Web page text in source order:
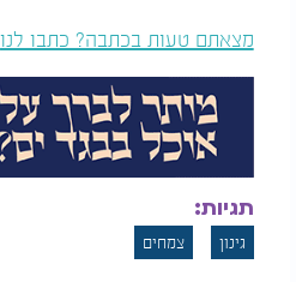
וקיבלתם מתלה לתלייה בגובה.
שקיות ניילון פשוטות יכסו את
לא תכתימו שבילים או רצפות
7. מתקן שטיפת ידיים לגינה
בקבוק פלסטיק רגיל, מזרק
מצאתם טעות בכתבה? כתבו לנו
תגיות:
גינון צמחים